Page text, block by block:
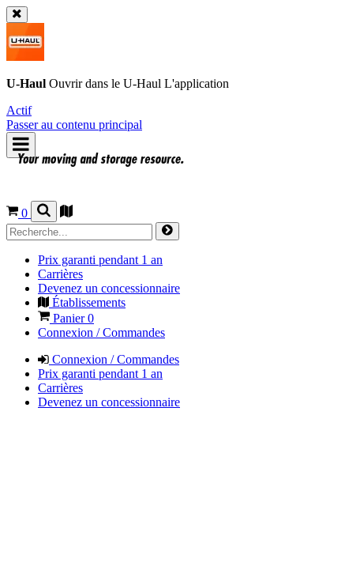
U-Haul Ouvrir dans le U-Haul L'application
Actif
Passer au contenu principal
0
Prix garanti pendant 1 an
Carrières
Devenez un concessionnaire
Établissements
Panier0
Connexion / Commandes
Connexion / Commandes
Prix garanti pendant 1 an
Carrières
Devenez un concessionnaire